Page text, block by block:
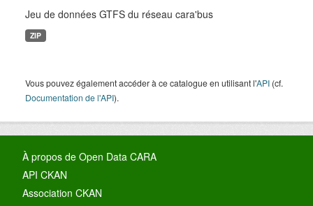
Jeu de données GTFS du réseau cara'bus
ZIP
Vous pouvez également accéder à ce catalogue en utilisant l'API (cf.
Documentation de l'API).
À propos de Open Data CARA
API CKAN
Association CKAN